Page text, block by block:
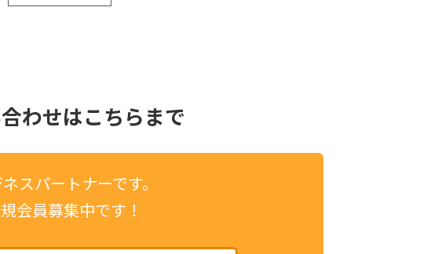
わせはこちらまで
スパートナーです。
会員募集中です！